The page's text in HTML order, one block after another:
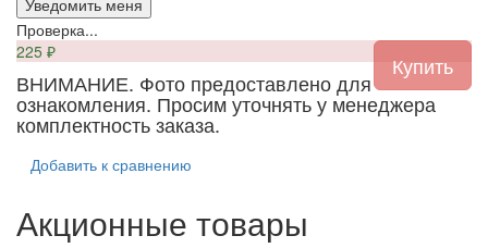
Проверка...
225 ₽
ВНИМАНИЕ. Фото предоставлено для
ознакомления. Просим уточнять у менеджера
комплектность заказа.
Добавить к сравнению
Акционные товары